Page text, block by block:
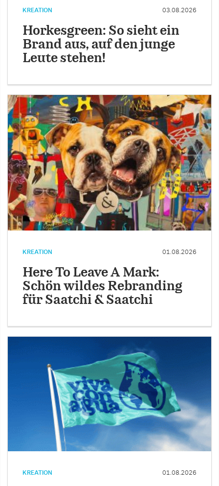
KREATION 03.08.2026
Horkesgreen: So sieht ein
Brand aus, auf den junge
Leute stehen!
KREATION 01.08.2026
Here To Leave A Mark:
Schön wildes Rebranding
für Saatchi & Saatchi
KREATION 01.08.2026